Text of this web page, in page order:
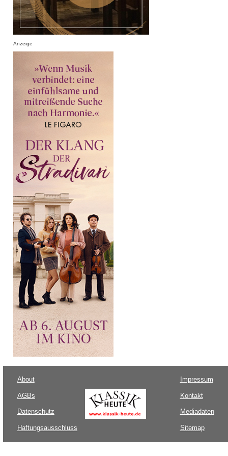
Anzeige
About
AGBs
Datenschutz
Haftungsausschluss
Impressum
Kontakt
Mediadaten
Sitemap